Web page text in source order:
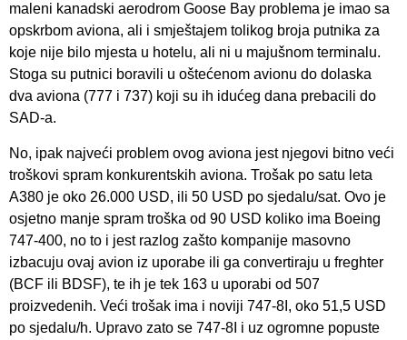
maleni kanadski aerodrom Goose Bay problema je imao sa
opskrbom aviona, ali i smještajem tolikog broja putnika za
koje nije bilo mjesta u hotelu, ali ni u majušnom terminalu.
Stoga su putnici boravili u oštećenom avionu do dolaska
dva aviona (777 i 737) koji su ih idućeg dana prebacili do
SAD-a.
No, ipak najveći problem ovog aviona jest njegovi bitno veći
troškovi spram konkurentskih aviona. Trošak po satu leta
A380 je oko 26.000 USD, ili 50 USD po sjedalu/sat. Ovo je
osjetno manje spram troška od 90 USD koliko ima Boeing
747-400, no to i jest razlog zašto kompanije masovno
izbacuju ovaj avion iz uporabe ili ga convertiraju u freghter
(BCF ili BDSF), te ih je tek 163 u uporabi od 507
proizvedenih. Veći trošak ima i noviji 747-8I, oko 51,5 USD
po sjedalu/h. Upravo zato se 747-8I i uz ogromne popuste